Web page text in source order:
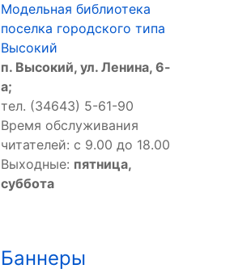
Модельная библиотека
поселка городского типа
Высокий
п. Высокий, ул. Ленина, 6-
а;
тел. (34643) 5-61-90
Время обслуживания
читателей: с 9.00 до 18.00
Выходные: пятница,
суббота
Баннеры